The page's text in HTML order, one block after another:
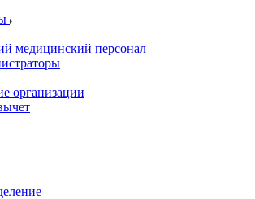
медицинский персонал
организации